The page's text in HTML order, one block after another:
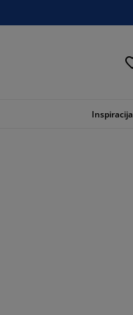
Inspiracija